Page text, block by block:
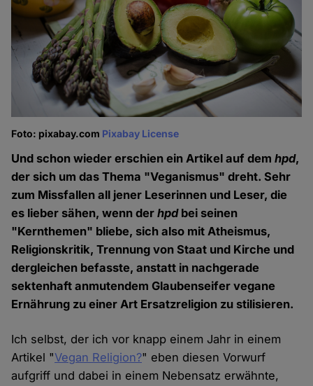
Foto: pixabay.com Pixabay License
Und schon wieder erschien ein Artikel auf demhpd,
der sich um das Thema "Veganismus" dreht. Sehr
zum Missfallen all jener Leserinnen und Leser, die
es lieber sähen, wenn derhpdbei seinen
"Kernthemen" bliebe, sich also mit Atheismus,
Religionskritik, Trennung von Staat und Kirche und
dergleichen befasste, anstatt in nachgerade
sektenhaft anmutendem Glaubenseifer vegane
Ernährung zu einer Art Ersatzreligion zu stilisieren.
Ich selbst, der ich vor knapp einem Jahr in einem
Artikel "Vegan Religion?" eben diesen Vorwurf
aufgriff und dabei in einem Nebensatz erwähnte,